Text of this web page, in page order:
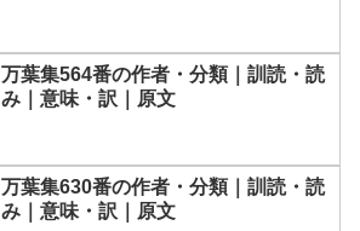
万葉集564番の作者・分類｜訓読・読
み｜意味・訳｜原文
万葉集630番の作者・分類｜訓読・読
み｜意味・訳｜原文